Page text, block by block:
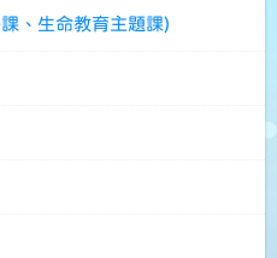
、生命教育主題課)